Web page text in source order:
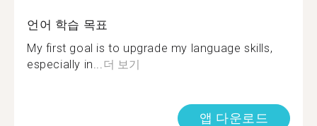
언어 학습 목표
My first goal is to upgrade my language skills,
especially in...더 보기
앱 다운로드